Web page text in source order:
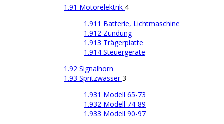
1.91 Motorelektrik 4
1.911 Batterie, Lichtmaschine
1.912 Zündung
1.913 Trägerplatte
1.914 Steuergeräte
1.92 Signalhorn
1.93 Spritzwasser3
1.931 Modell 65-73
1.932 Modell 74-89
1.933 Modell 90-97